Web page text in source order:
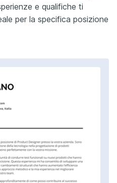
e qualifiche ti
per la specifica posizione